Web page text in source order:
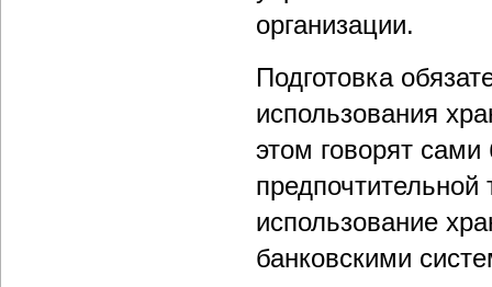
организации.
Подготовка
использования
этом говорят
предпочтительной
использование
банковскими